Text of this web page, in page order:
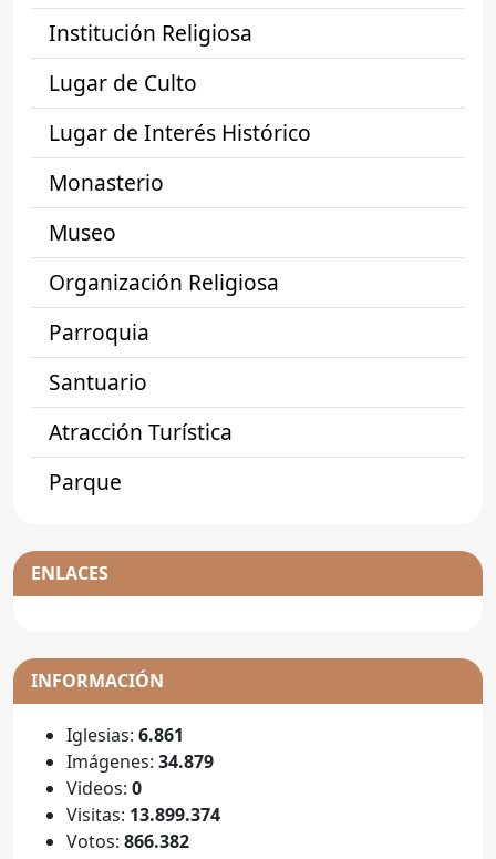
Institución Religiosa
Lugar de Culto
Lugar de Interés Histórico
Monasterio
Museo
Organización Religiosa
Parroquia
Santuario
Atracción Turística
Parque
ENLACES
INFORMACIÓN
Iglesias: 6.861
Imágenes: 34.879
Videos: 0
Visitas: 13.899.374
Votos: 866.382